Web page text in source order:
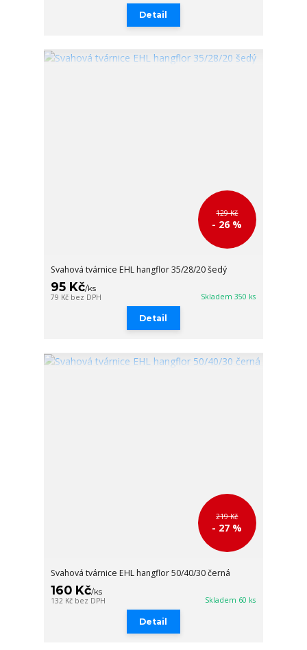
Detail
129 Kč
- 26 %
Svahová tvárnice EHL hangflor 35/28/20 šedý
95 Kč/ks
79 Kč bez DPH Skladem 350 ks
Detail
219 Kč
- 27 %
Svahová tvárnice EHL hangflor 50/40/30 černá
160 Kč/ks
132 Kč bez DPH Skladem 60 ks
Detail